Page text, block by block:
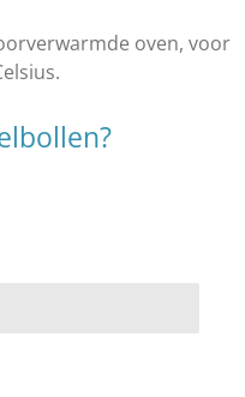
oven, voor